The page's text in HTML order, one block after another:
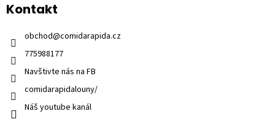
Kontakt
obchod@comidarapida.cz
775988177
Navštivte nás na FB
comidarapidalouny/
Náš youtube kanál